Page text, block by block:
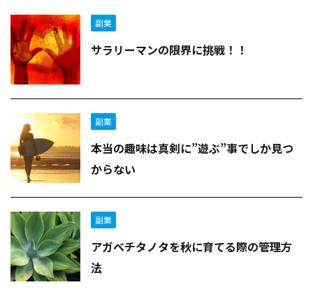
副業
サラリーマンの限界に挑戦！！
副業
本当の趣味は真剣に”遊ぶ”事でしか見つ
からない
副業
アガベチタノタを秋に育てる際の管理方
法